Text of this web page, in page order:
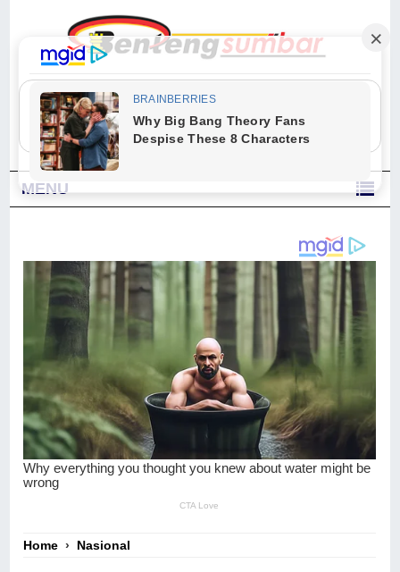
"Sesungguhnya Allah dan para malaikat-Nya berselawat untuk Nabi.
Wahai orang-orang yang beriman, berselawatlah kamu untuk Nabi dan
ucapkanlah salam dengan penuh penghormatan kepadanya." (Qs. Al
Ahzab Ayat 56)
MENU
Home › Nasional